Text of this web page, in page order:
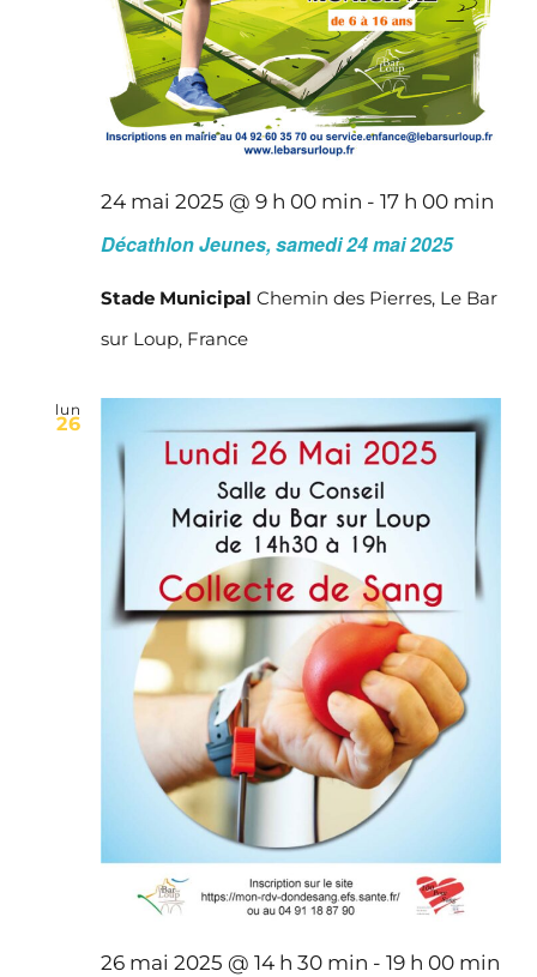
24 mai 2025 @ 9 h 00 min - 17 h 00 min
Décathlon Jeunes, samedi 24 mai 2025
Stade Municipal Chemin des Pierres, Le Bar
sur Loup, France
lun
26
26 mai 2025 @ 14 h 30 min - 19 h 00 min